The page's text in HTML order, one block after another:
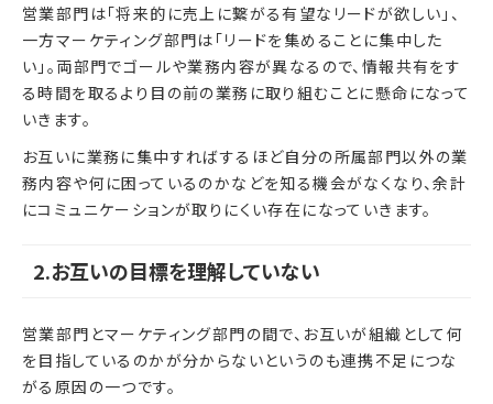
営業部門は「将来的に売上に繋がる有望なリードが欲しい」、
一方マーケティング部門は「リードを集めることに集中した
い」。両部門でゴールや業務内容が異なるので、情報共有をす
る時間を取るより目の前の業務に取り組むことに懸命になって
いきます。
お互いに業務に集中すればするほど自分の所属部門以外の業
務内容や何に困っているのかなどを知る機会がなくなり、余計
にコミュニケーションが取りにくい存在になっていきます。
2.お互いの目標を理解していない
営業部門とマーケティング部門の間で、お互いが組織として何
を目指しているのかが分からないというのも連携不足につな
がる原因の一つです。